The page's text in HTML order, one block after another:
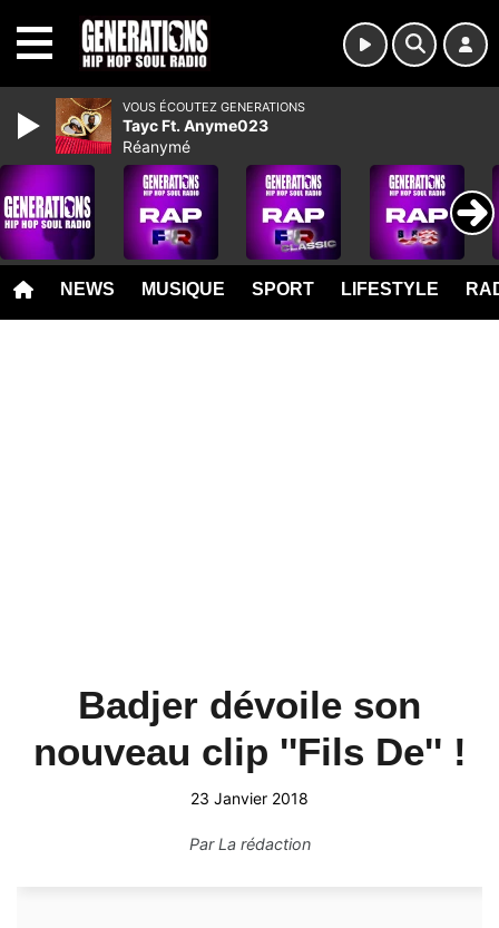
NEWS MUSIQUE SPORT LIFESTYLE
Badjer dévoile son
nouveau clip ''Fils De'' !
23 Janvier 2018
ParLa rédaction
VOUS ÉCOUTEZ GENERATIONS
Tayc Ft. Anyme023
Réanymé